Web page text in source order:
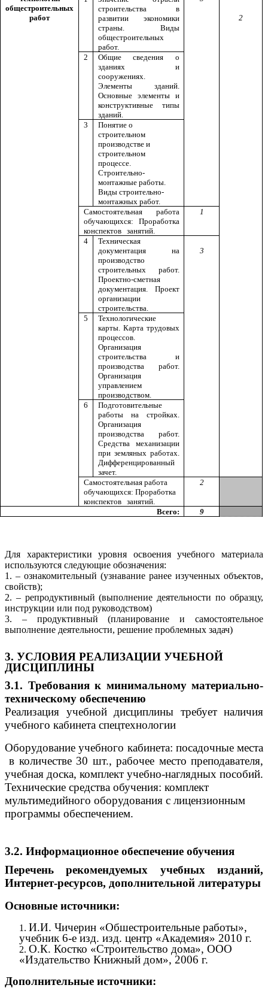
общестроительных
работ
2
строительства в
развитии экономики
страны. Виды
общестроительных
работ.
2
Общие сведения о
зданиях и
сооружениях.
Элементы зданий.
Основные элементы и
конструктивные типы
зданий.
3
Понятие о
строительном
производстве и
строительном
процессе.
Строительно-
монтажные работы.
Виды строительно-
монтажных работ.
Самостоятельная работа
обучающихся: Проработка
конспектов занятий.
1
4
Техническая
документация на
производство
строительных работ.
Проектно-сметная
документация. Проект
организации
строительства.
3
5
Технологические
карты. Карта трудовых
процессов.
Организация
строительства и
производства работ.
Организация
управлением
производством.
6
Подготовительные
работы на стройках.
Организация
производства работ.
Средства механизации
при земляных работах.
Дифференцированный
зачет.
Самостоятельная работа
обучающихся: Проработка
конспектов занятий.
2
Всего: 9
Для характеристики уровня освоения учебного материала
используются следующие обозначения:
1. – ознакомительный (узнавание ранее изученных объектов,
свойств);
2. – репродуктивный (выполнение деятельности по образцу,
инструкции или под руководством)
3. – продуктивный (планирование и самостоятельное
выполнение деятельности, решение проблемных задач)
3. УСЛОВИЯ РЕАЛИЗАЦИИ УЧЕБНОЙ
ДИСЦИПЛИНЫ
3.1. Требования к минимальному материально-
техническому обеспечению
Реализация учебной дисциплины требует наличия
учебного кабинета спецтехнологии
Оборудование учебного кабинета: посадочные места
в количестве 30 шт., рабочее место преподавателя,
учебная доска, комплект учебно-наглядных пособий.
Технические средства обучения: комплект
мультимедийного оборудования с лицензионным
программы обеспечением.
3.2. Информационное обеспечение обучения
Перечень рекомендуемых учебных изданий,
Интернет-ресурсов, дополнительной литературы
Основные источники:
И.И. Чичерин «Обшестроительные работы»,
учебник 6-е изд. изд. центр «Академия» 2010 г.
О.К. Костко «Строительство дома», ООО
«Издательство Книжный дом», 2006 г.
Дополнительные источники: